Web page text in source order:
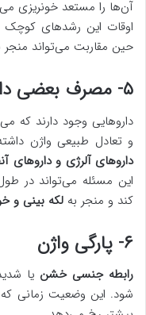
آن‌ها را مستعد خونریزی
اوقات این رشدهای کوچک
حین مقاربت می‌تواند
۵- مصرف بعضی داروها
داروهایی وجود دارند که
و تعادل طبیعی واژن
داروهای آلرژی و داروهای
این مسئله می‌تواند در
کند و منجر به لکه بینی و
۶- پارگی واژن
رابطه جنسی خشن یا
شود. این وضعیت زمانی